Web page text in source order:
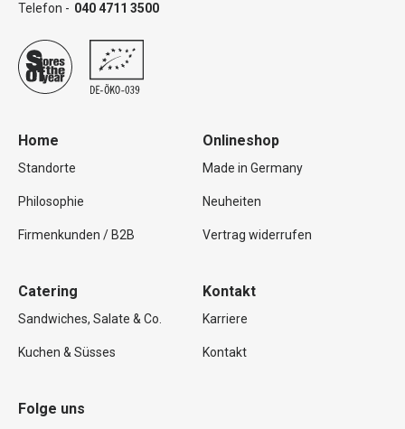
Telefon - 040 4711 3500
Home
Standorte
Philosophie
Firmenkunden / B2B
Onlineshop
Made in Germany
Neuheiten
Vertrag widerrufen
Catering
Sandwiches, Salate & Co.
Kuchen & Süsses
Kontakt
Karriere
Kontakt
Folge uns